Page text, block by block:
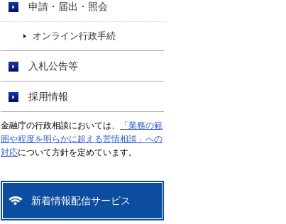
申請・届出・照会
オンライン行政手続
入札公告等
採用情報
金融庁の行政相談においては、
「業務の範
囲や程度を明らかに超える苦情相談」への
対応について方針を定めています。
新着情報配信サービス